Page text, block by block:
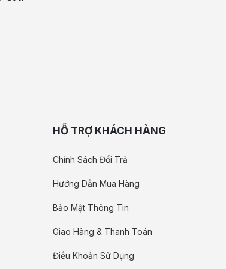
HỖ TRỢ KHÁCH HÀNG
Chính Sách Đổi Trả
Hướng Dẫn Mua Hàng
Bảo Mật Thông Tin
Giao Hàng & Thanh Toán
Điều Khoản Sử Dụng